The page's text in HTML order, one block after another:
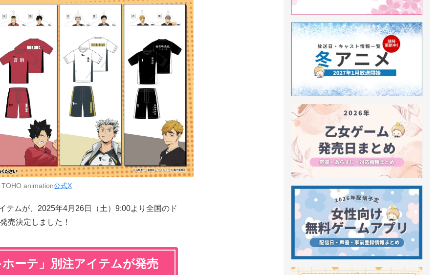
TOHO animation公式X
テムが、2025年4月26日（土）9:00より全国のド
売決定しました！
ーテ」別注アイテムが発売